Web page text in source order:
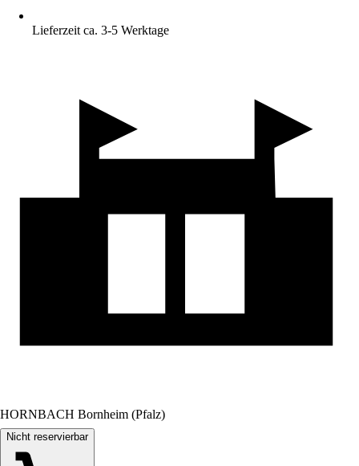
Lieferzeit ca. 3-5 Werktage
HORNBACH Bornheim (Pfalz)
Nicht reservierbar